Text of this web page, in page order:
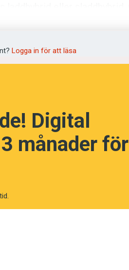
(TT 9/9 2007)
Logga in för att läsa
Digital
månader för